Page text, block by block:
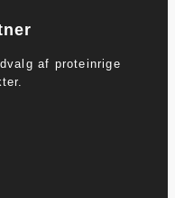
af proteinrige